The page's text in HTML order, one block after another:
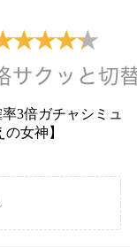
3倍ガチャシミュ
女神】